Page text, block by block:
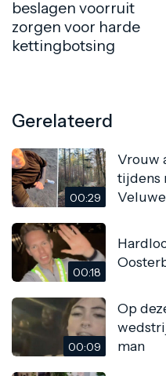
beslagen voorruit
zorgen voor harde
kettingbotsing
Gerelateerd
00:29
Vrouw
tijdens
Veluwe
00:18
00:09
Op
man